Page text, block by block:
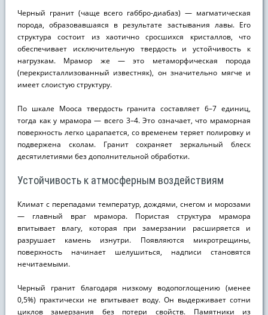
Черный гранит (чаще всего габбро-диабаз) — магматическая
порода, образовавшаяся в результате застывания лавы. Его
структура состоит из хаотично сросшихся кристаллов, что
обеспечивает исключительную твердость и устойчивость к
нагрузкам. Мрамор же — это метаморфическая порода
(перекристаллизованный известняк), он значительно мягче и
имеет слоистую структуру.
По шкале Мооса твердость гранита составляет 6–7 единиц,
тогда как у мрамора — всего 3–4. Это означает, что мраморная
поверхность легко царапается, со временем теряет полировку и
подвержена сколам. Гранит сохраняет зеркальный блеск
десятилетиями без дополнительной обработки.
Устойчивость к атмосферным воздействиям
Климат с перепадами температур, дождями, снегом и морозами
— главный враг мрамора. Пористая структура мрамора
впитывает влагу, которая при замерзании расширяется и
разрушает камень изнутри. Появляются микротрещины,
поверхность начинает шелушиться, надписи становятся
нечитаемыми.
Черный гранит благодаря низкому водопоглощению (менее
0,5%) практически не впитывает воду. Он выдерживает сотни
циклов замерзания без потери свойств. Памятники из